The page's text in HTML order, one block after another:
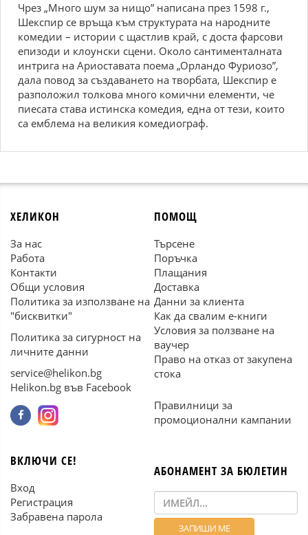
Чрез „Много шум за нищо” написана през 1598 г.,
Шекспир се връща към структурата на народните
комедии – истории с щастлив край, с доста фарсови
епизоди и клоунски сцени. Около сантименталната
интрига на Ариоставата поема „Орландо Фуриозо”,
дала повод за създаването на творбата, Шекспир е
разположил толкова много комични елементи, че
пиесата става истинска комедия, една от тези, които
са емблема на великия комедиограф.
ХЕЛИКОН
За нас
Работа
Контакти
Общи условия
Политика за използване на
"бисквитки"
Политика за сигурност на
личните данни
service@helikon.bg
Helikon.bg във Facebook
ПОМОЩ
Търсене
Поръчка
Плащания
Доставка
Данни за клиента
Как да свалим е-книги
Условия за ползване на
ваучер
Право на отказ от закупена
стока
Правилници за
промоционални кампании
ВКЛЮЧИ СЕ!
Вход
Регистрация
Забравена парола
АБОНАМЕНТ ЗА БЮЛЕТИН